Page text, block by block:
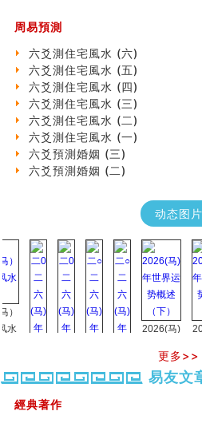
吃相与性格及命运
六爻測住宅風水 (六)
民間風水知識九十四條
马斯克八字分析
饭店餐馆风水布局知识
六爻占卜中如何预测官运、事业
《高岛易断》(三)
专家点评手上九大桃花线
四柱八字快速直断技法
天池水
创业容易成功的6种手相
算命先生都不外传的算命顺口溜
什么是到山到向？上山下水？
六爻算卦：我能面试升职吗？
《高岛易断》(一)
朱德總司命造 (名⼈⼋字淺析九
刘燮鈞讲人相 手相论财运
如何给企业起名才能提高影响力
同年同月同日同时同地生命
商舖大門的風水原則 (上)
玄空本义(十一)
周易預測
六爻測住宅風水 (六)
六爻測住宅風水 (五)
六爻測住宅風水 (四)
六爻測住宅風水 (三)
六爻測住宅風水 (二)
六爻測住宅風水 (一)
六爻預測婚姻 (三)
六爻預測婚姻 (二)
动态图片
2026(马)
（下）
2026(
势概述
（上
更多>>
易友文
經典著作